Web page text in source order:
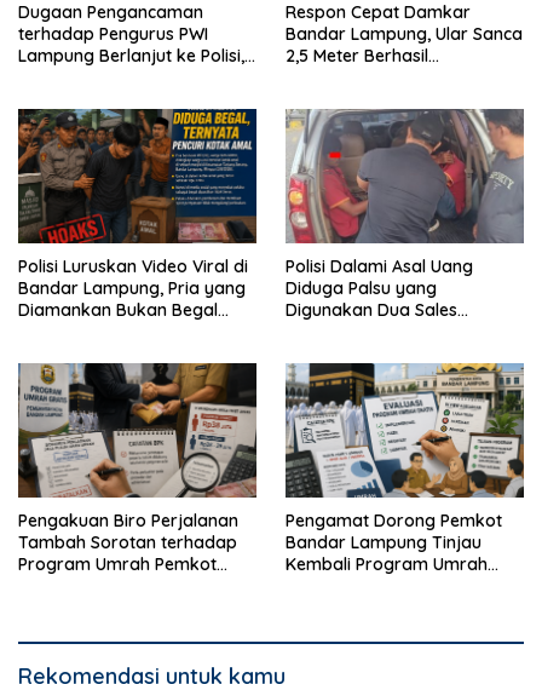
Dugaan Pengancaman
terhadap Pengurus PWI
Lampung Berlanjut ke Polisi,
Respon Cepat Damkar
Bandar Lampung, Ular Sanca
2,5 Meter Berhasil
Polisi Luruskan Video Viral di
Bandar Lampung, Pria yang
Diamankan Bukan Begal
Polisi Dalami Asal Uang
Diduga Palsu yang
Digunakan Dua Sales
Pengakuan Biro Perjalanan
Tambah Sorotan terhadap
Program Umrah Pemkot
Pengamat Dorong Pemkot
Bandar Lampung Tinjau
Kembali Program Umrah
Rekomendasi untuk kamu